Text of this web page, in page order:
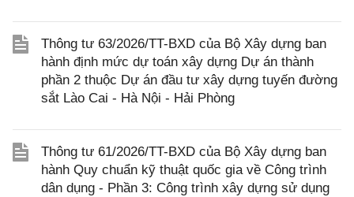
Thông tư 63/2026/TT-BXD của Bộ Xây dựng ban
hành định mức dự toán xây dựng Dự án thành
phần 2 thuộc Dự án đầu tư xây dựng tuyến đường
sắt Lào Cai - Hà Nội - Hải Phòng
Thông tư 61/2026/TT-BXD của Bộ Xây dựng ban
hành Quy chuẩn kỹ thuật quốc gia về Công trình
dân dụng - Phần 3: Công trình xây dựng sử dụng